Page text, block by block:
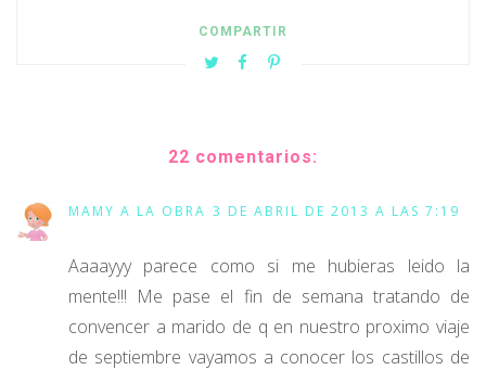
COMPARTIR
22 comentarios:
MAMY A LA OBRA 3 DE ABRIL DE 2013 A LAS 7:19
Aaaayyy parece como si me hubieras leido la
mente!!! Me pase el fin de semana tratando de
convencer a marido de q en nuestro proximo viaje
de septiembre vayamos a conocer los castillos de